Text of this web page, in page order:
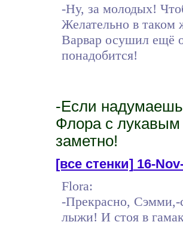
-Ну, за молодых!
Желательно в таком
Варвар осушил ещё
понадобится!
-Если надумаешь
Флора с лукавым
заметно!
[все стенки]16-
Flora:
-Прекрасно, Сэмми,-
лыжи! И стоя в